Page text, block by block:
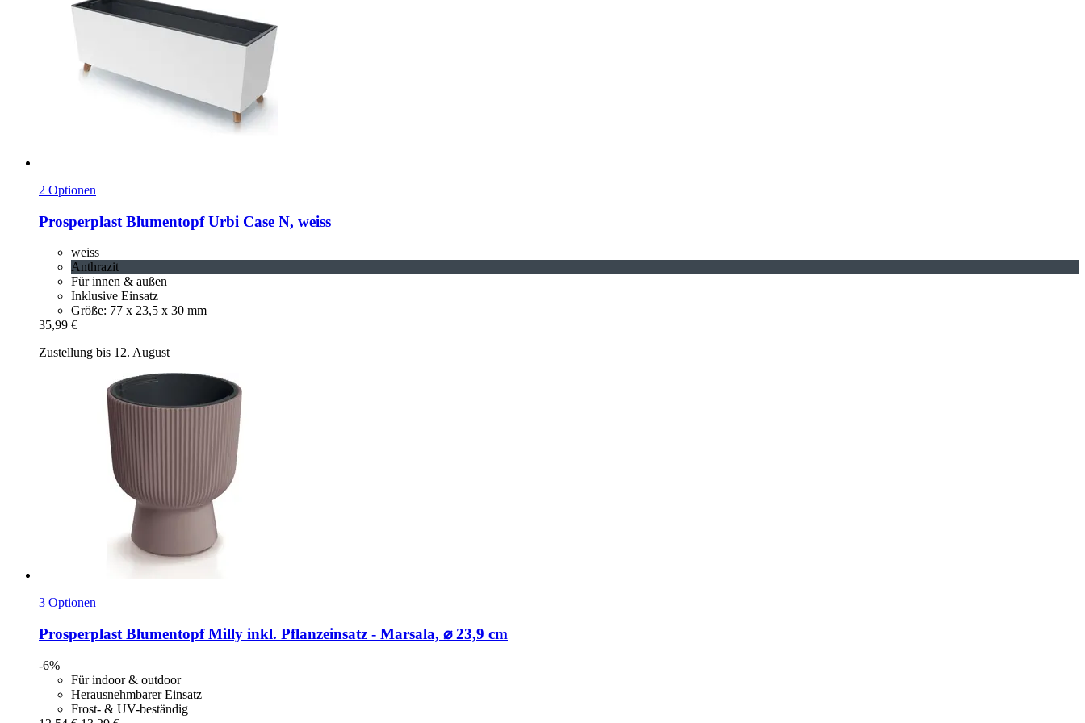
2 Optionen
Prosperplast Blumentopf Urbi Case N, weiss
weiss
Anthrazit
Für innen & außen
Inklusive Einsatz
Größe: 77 x 23,5 x 30 mm
35,99 €
Zustellung bis 12. August
3 Optionen
Prosperplast Blumentopf Milly inkl. Pflanzeinsatz -​ Marsala, ⌀ 23,9 cm
-6%
Für indoor & outdoor
Herausnehmbarer Einsatz
Frost- & UV-beständig